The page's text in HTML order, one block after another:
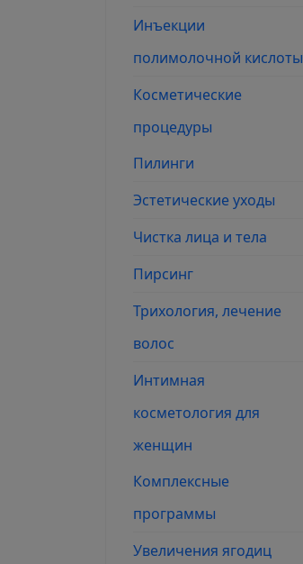
Инъекции
полимолочной кислоты
Косметические
процедуры
Пилинги
Эстетические уходы
Чистка лица и тела
Пирсинг
Трихология, лечение
волос
Интимная
косметология для
женщин
Комплексные
программы
Увеличения ягодиц